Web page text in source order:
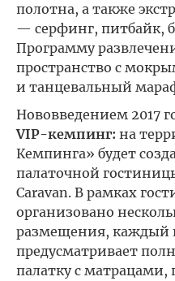
полотна, а также
— серфинг, питбайк,
Программу
пространство с
и танцевальный
Нововведением 2017
VIP-кемпинг: на
Кемпинга» будет
палаточной
Caravan. В рамках
организовано
размещения, каждый
предусматривает
палатку с